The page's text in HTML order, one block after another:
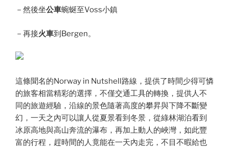
－然後坐公車蜿蜒至Voss小鎮
－再接火車到Bergen。
這條聞名的Norway in Nutshell路線，提供了時間少得可憐
的旅客相當精彩的選擇，不僅交通工具的轉換，提供人不
同的旅遊經驗，沿線的景色隨著高度的攀昇與下降不斷變
幻，一天之內可以讓人從夏景看到冬景，從綠林湖泊看到
冰原高地與高山奔流的瀑布，再加上動人的峽灣，如此豐
富的行程，趕時間的人竟能在一天內走完，不目不暇給也